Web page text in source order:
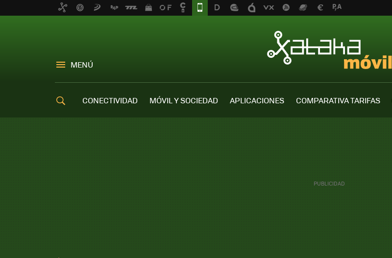
MENÚ
CONECTIVIDAD MÓVIL Y SOCIEDAD APLICACIONES COMPARATIVA TARIFAS